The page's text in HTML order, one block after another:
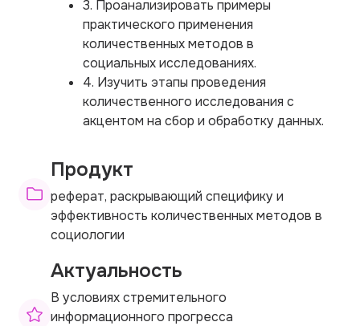
3. Проанализировать примеры
практического применения
количественных методов в
социальных исследованиях.
4. Изучить этапы проведения
количественного исследования с
акцентом на сбор и обработку данных.
Продукт
реферат, раскрывающий специфику и
эффективность количественных методов в
социологии
Актуальность
В условиях стремительного
информационного прогресса